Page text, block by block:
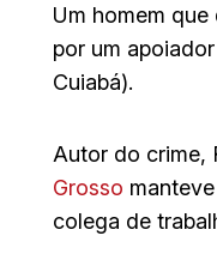
Um homem
por um
Cuiabá).
Autor do crime,
Grosso
colega de